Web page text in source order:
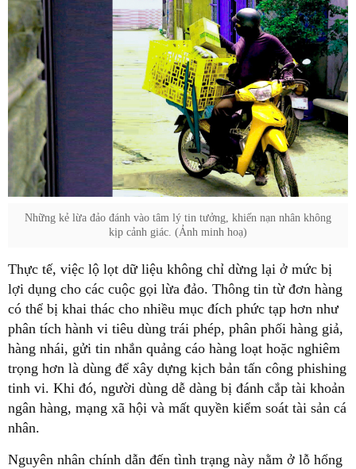
Những kẻ lừa đảo đánh vào tâm lý tin tưởng, khiến nạn nhân không
kịp cảnh giác. (Ảnh minh hoạ)
Thực tế, việc lộ lọt dữ liệu không chỉ dừng lại ở mức bị
lợi dụng cho các cuộc gọi lừa đảo. Thông tin từ đơn hàng
có thể bị khai thác cho nhiều mục đích phức tạp hơn như
phân tích hành vi tiêu dùng trái phép, phân phối hàng giả,
hàng nhái, gửi tin nhắn quảng cáo hàng loạt hoặc nghiêm
trọng hơn là dùng để xây dựng kịch bản tấn công phishing
tinh vi. Khi đó, người dùng dễ dàng bị đánh cắp tài khoản
ngân hàng, mạng xã hội và mất quyền kiểm soát tài sản cá
nhân.
Nguyên nhân chính dẫn đến tình trạng này nằm ở lỗ hổng